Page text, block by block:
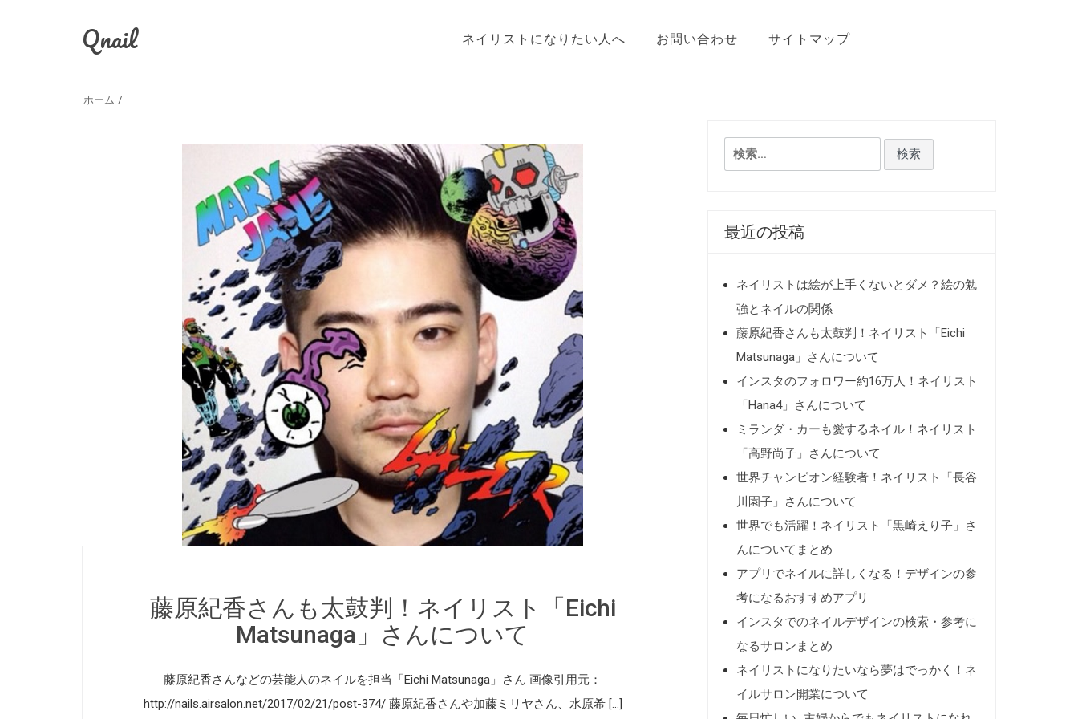
Qnail ネイリストになりたい人へ お問い合わせ サイトマップ
ホーム /
藤原紀香さんも太鼓判！ネイリスト「Eichi
Matsunaga」さんについて
藤原紀香さんなどの芸能人のネイルを担当「Eichi Matsunaga」さん 画像引用元：
http://nails.airsalon.net/2017/02/21/post-374/ 藤原紀香さんや加藤ミリヤさん、水原希 […]
検
索:
最近の投稿
ネイリストは絵が上手くないとダメ？絵の勉
強とネイルの関係
藤原紀香さんも太鼓判！ネイリスト「Eichi
Matsunaga」さんについて
インスタのフォロワー約16万人！ネイリスト
「Hana4」さんについて
ミランダ・カーも愛するネイル！ネイリスト
「高野尚子」さんについて
世界チャンピオン経験者！ネイリスト「長谷
川園子」さんについて
世界でも活躍！ネイリスト「黒崎えり子」さ
んについてまとめ
アプリでネイルに詳しくなる！デザインの参
考になるおすすめアプリ
インスタでのネイルデザインの検索・参考に
なるサロンまとめ
ネイリストになりたいなら夢はでっかく！ネ
イルサロン開業について